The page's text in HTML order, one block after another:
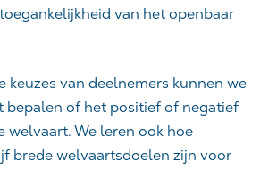
van het openbaar
keuzes van deelnemers kunnen we
bepalen of het positief of negatief
welvaart. We leren ook hoe
brede welvaartsdoelen zijn voor